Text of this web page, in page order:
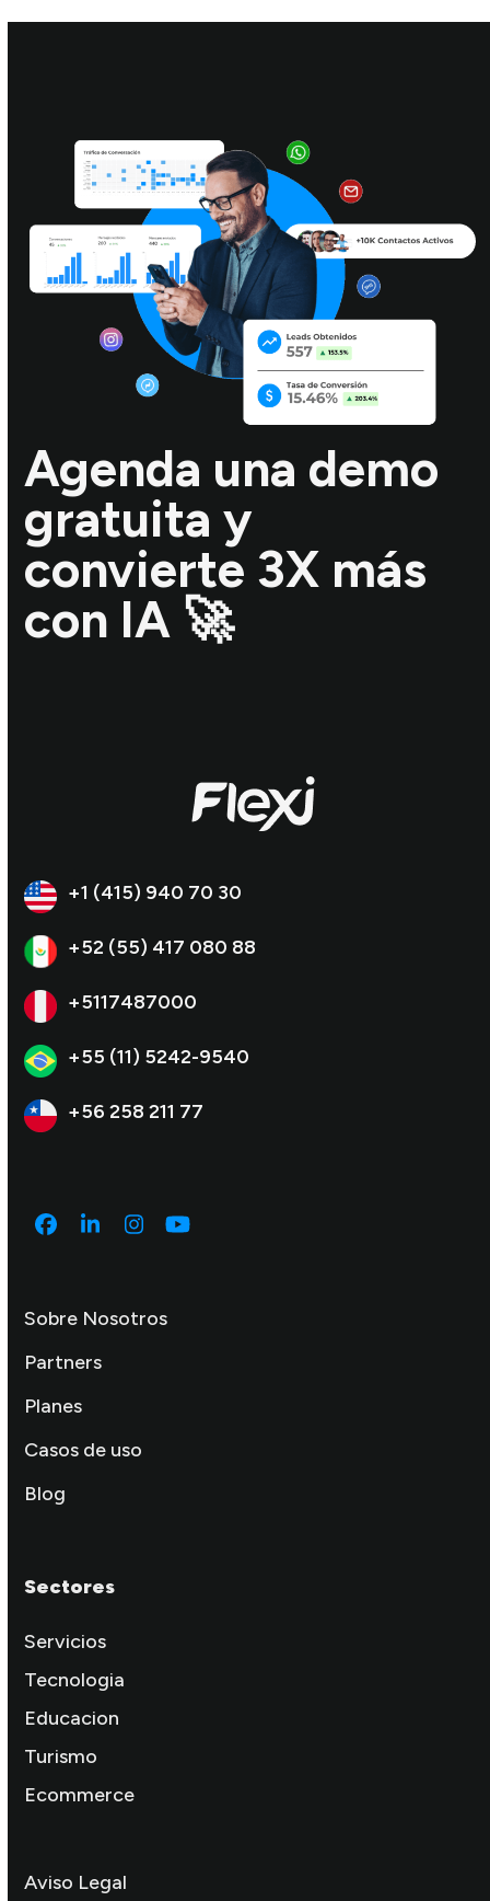
Agenda una demo
gratuita y
convierte 3X más
con IA 🚀
+1 (415) 940 70 30
+52 (55) 417 080 88
+5117487000
+55 (11) 5242-9540
+56 258 211 77
Facebook
LinkedInInstagram
YouTube
Sobre Nosotros
Partners
Planes
Casos de uso
Blog
Sectores
Servicios
Tecnologia
Educacion
Turismo
Ecommerce
Aviso Legal